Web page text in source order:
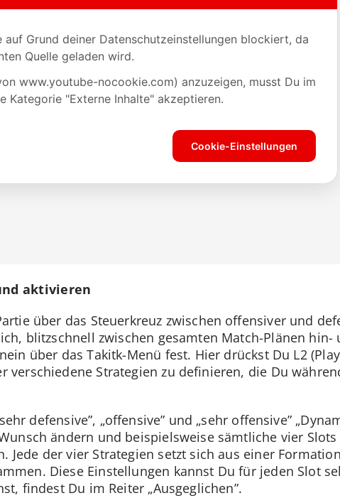
aktivieren
über das Steuerkreuz zwischen offensiver und
blitzschnell zwischen gesamten Match-Plänen hin-
über das Takitk-Menü fest. Hier drückst Du L2
verschiedene Strategien zu definieren, die Du
defensive”, „offensive” und „sehr offensive”
ändern und beispielsweise sämtliche vier
Jede der vier Strategien setzt sich aus einer
Diese Einstellungen kannst Du für jeden Slot
findest Du im Reiter „Ausgeglichen”.